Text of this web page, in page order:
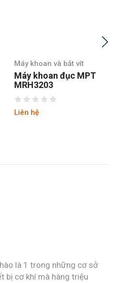
Máy khoan và bắt vít
Máy khoan đục MPT
MRH3803
Liên hệ
là 1 trong những cơ sở
bị cơ khí mà hàng triệu